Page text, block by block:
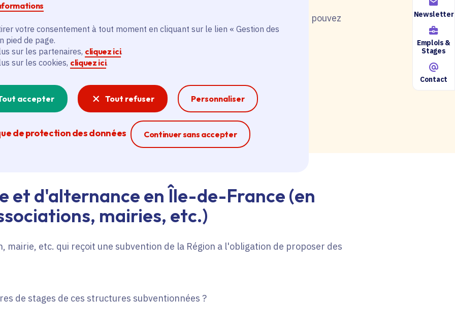
votre consentement à tout moment en cliquant sur le lien « Gestion des
pied de page.
sur les partenaires, cliquez ici.
sur les cookies, cliquez ici.
accepter Tout refuser Personnaliser
de protection des données Continuer sans accepter
Ferme la modale
Newsletter
Emplois &
Stages
Contact
d'emploi au siège de la Région ou dans les lycées, avant de postuler, vous pouvez
nos agents Ambassadeurs.Plus d'infos.
technique ?
technique, écrivez-nous en utilisant le formulaire accessible ici.
et d'alternance en Île-de-France (en
mairies, etc.)
mairie, etc. qui reçoit une subvention de la Région a l'obligation de proposer des
de stages de ces structures subventionnées ?